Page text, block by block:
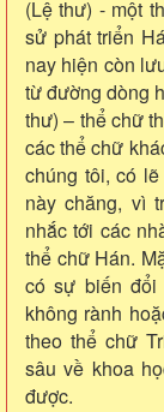
(Lệ thư) - một
sử phát triển
nay hiện còn
từ đường dòng
thư) – thể chữ
các thể chữ
chúng tôi, có
này chăng, vì
nhắc tới các
thể chữ Hán.
có sự biến đổi
không rành
theo thể chữ
sâu về khoa
được.